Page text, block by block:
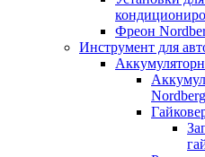
Фреон
Инструмент для
Nordberg